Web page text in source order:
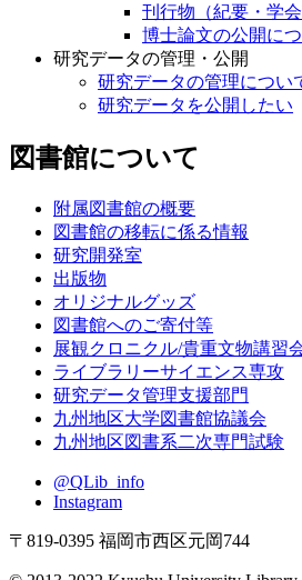
刊行物（紀要・学
博士論文の公開に
研究データの管理・公開
研究データの管理につい
研究データを公開したい
図書館について
附属図書館の概要
図書館の移転に係る情報
研究開発室
出版物
オリジナルグッズ
図書館へのご寄付等
展観クロニクル/貴重文物講習
ライブラリーサイエンス専攻
研究データ管理支援部門
九州地区大学図書館協議会
九州地区図書系二次専門試験
@QLib_info
Instagram
〒819-0395 福岡市西区元岡744